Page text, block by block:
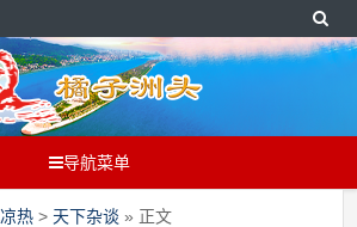
导航菜单
热 > 天下杂谈 » 正文